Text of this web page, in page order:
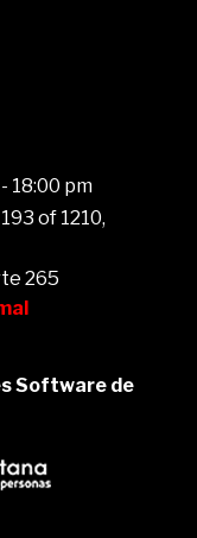
18:00 pm
of 1210,
265
Software de